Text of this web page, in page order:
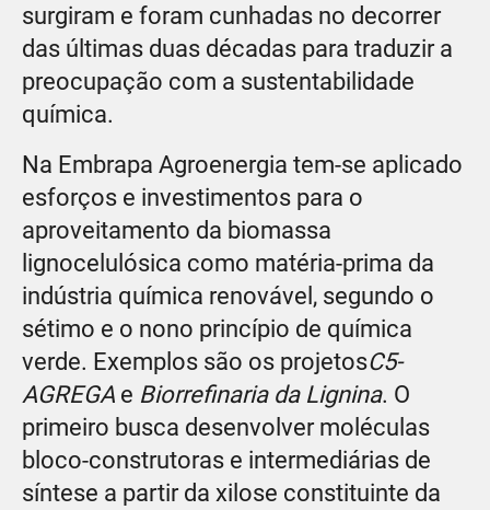
surgiram e foram cunhadas no decorrer
das últimas duas décadas para traduzir a
preocupação com a sustentabilidade
química.
Na Embrapa Agroenergia tem-se aplicado
esforços e investimentos para o
aproveitamento da biomassa
lignocelulósica como matéria-prima da
indústria química renovável, segundo o
sétimo e o nono princípio de química
verde. Exemplos são os projetosC5-
AGREGA e Biorrefinaria da Lignina. O
primeiro busca desenvolver moléculas
bloco-construtoras e intermediárias de
síntese a partir da xilose constituinte da